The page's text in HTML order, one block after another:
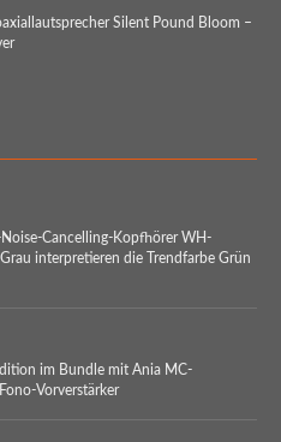
Silent Pound Bloom –
Noise-Cancelling-Kopfhörer WH-
interpretieren die Trendfarbe Grün
im Bundle mit Ania MC-
Vorverstärker